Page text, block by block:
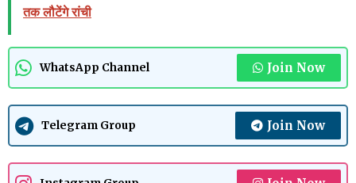
तक लौटेंगे रांची
WhatsApp Channel Join Now
Telegram Group Join Now